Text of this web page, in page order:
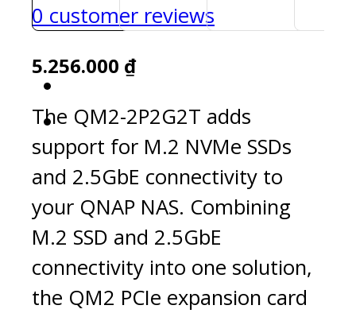
0 customer reviews
5.256.000 ₫
The QM2-2P2G2T adds
support for M.2 NVMe SSDs
and 2.5GbE connectivity to
your QNAP NAS. Combining
M.2 SSD and 2.5GbE
connectivity into one solution,
the QM2 PCIe expansion card